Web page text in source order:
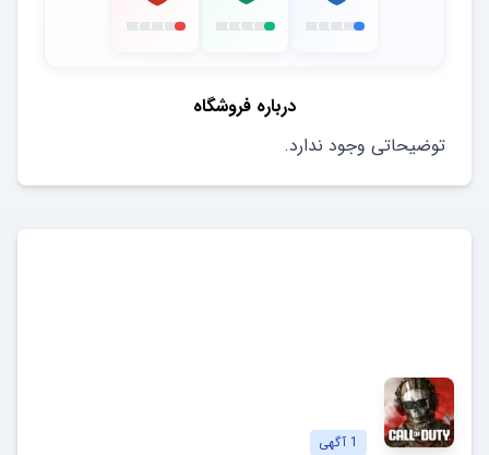
درباره فروشگاه
توضیحاتی وجود ندارد.
1 آگهی